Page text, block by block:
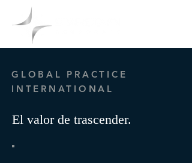
GLOBAL PRACTICE
INTERNATIONAL
El valor de trascender.